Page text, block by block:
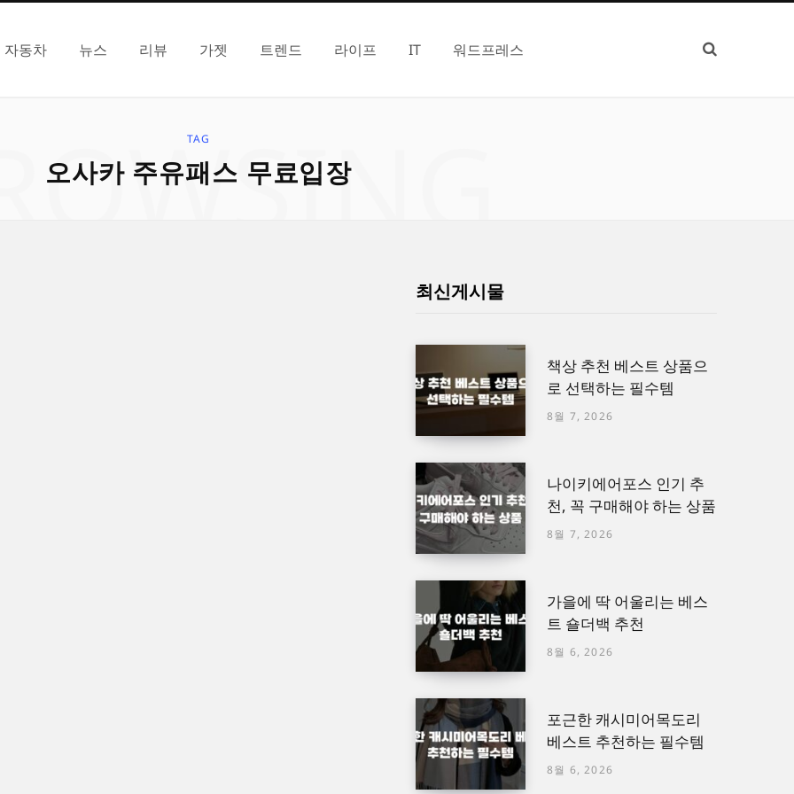
자동차 뉴스 리뷰 가젯 트렌드 라이프 IT 워드프레스
TAG
오사카 주유패스 무료입장
최신게시물
책상 추천 베스트 상품으
로 선택하는 필수템
8월 7, 2026
나이키에어포스 인기 추
천, 꼭 구매해야 하는 상품
8월 7, 2026
가을에 딱 어울리는 베스
트 숄더백 추천
8월 6, 2026
포근한 캐시미어목도리
베스트 추천하는 필수템
8월 6, 2026